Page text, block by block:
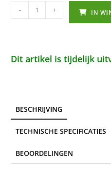
- + IN
Dit artikel is tijdelijk
BESCHRIJVING
TECHNISCHE SPECIFICATIES
BEOORDELINGEN